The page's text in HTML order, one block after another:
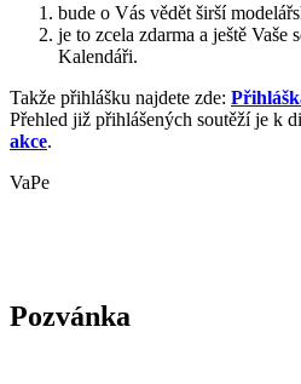
bude o Vás vědět širší
je to zcela zdarma a ještě Vaše
Kalendáři.
Takže přihlášku najdete zde:
Přehled již přihlášených soutěží je k
akce.
VaPe
Pozvánka